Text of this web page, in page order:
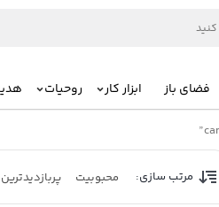
فضای باز ابزار کار روحیات
مرتب سازی: محبوبیت پربازدیدترین